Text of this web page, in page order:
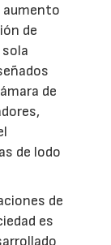
de
de
de lodo
de
es